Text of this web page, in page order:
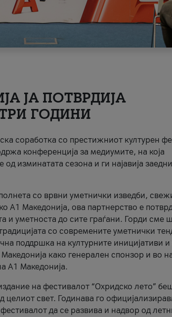
ЈА ПОТВРДИЈА
ГОДИНИ
соработка со престижниот културен
конференција за медиумите, на која
изминатата сезона и ги најавија
со врвни уметнички изведби,
A1 Македонија, ова партнерство е
и уметноста до сите граѓани. Горди сме
со современите уметнички
поддршка на културните иницијативи и
како генерален спонзор и во
A1 Македонија.
на фестивалот “Охридско лето”
целиот свет. Годинава го
да се развива и надвор од